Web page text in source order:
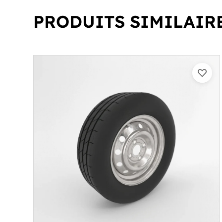
PRODUITS